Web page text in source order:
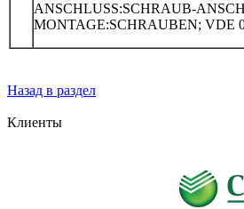
ANSCHLUSS:SCHRAUB-
MONTAGE:SCHRAUBEN; VDE
Назад в раздел
Клиенты